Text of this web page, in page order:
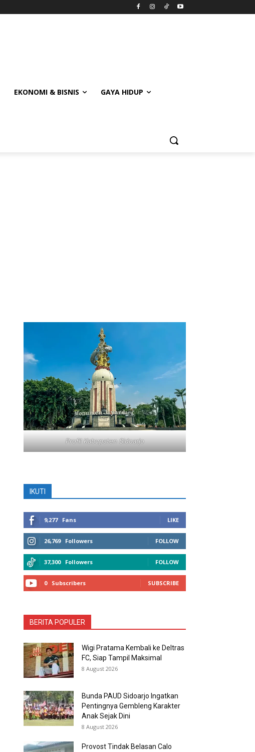
EKONOMI & BISNIS GAYA HIDUP
Profil Kabupaten Sidoarjo
IKUTI
9,277 Fans LIKE
26,769 Followers FOLLOW
37,300 Followers FOLLOW
0 Subscribers SUBSCRIBE
BERITA POPULER
Wigi Pratama Kembali ke Deltras
FC, Siap Tampil Maksimal
8 August 2026
Bunda PAUD Sidoarjo Ingatkan
Pentingnya Gembleng Karakter
Anak Sejak Dini
8 August 2026
Provost Tindak Belasan Calo